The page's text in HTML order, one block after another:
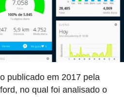
publicado em 2017 pela
no qual foi analisado o